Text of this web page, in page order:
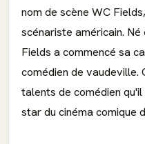
nom de scène WC
scénariste américain.
Fields a commencé sa
comédien de vaudeville.
talents de comédien
star du cinéma comique